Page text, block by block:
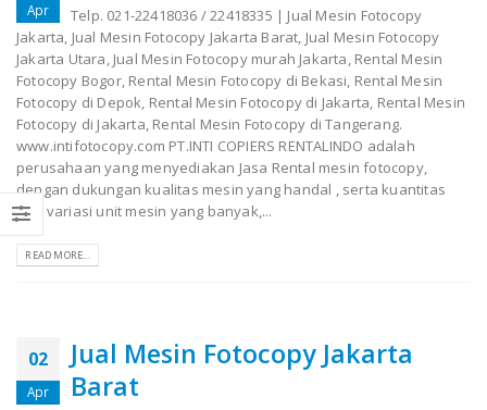
Apr
Telp. 021-22418036 / 22418335 | Jual Mesin Fotocopy
Jakarta, Jual Mesin Fotocopy Jakarta Barat, Jual Mesin Fotocopy
Jakarta Utara, Jual Mesin Fotocopy murah Jakarta, Rental Mesin
Fotocopy Bogor, Rental Mesin Fotocopy di Bekasi, Rental Mesin
Fotocopy di Depok, Rental Mesin Fotocopy di Jakarta, Rental Mesin
Fotocopy di Jakarta, Rental Mesin Fotocopy di Tangerang.
www.intifotocopy.com PT.INTI COPIERS RENTALINDO adalah
perusahaan yang menyediakan Jasa Rental mesin fotocopy,
dengan dukungan kualitas mesin yang handal , serta kuantitas
dan variasi unit mesin yang banyak,...
READ MORE...
02
Apr
Jual Mesin Fotocopy Jakarta
Barat